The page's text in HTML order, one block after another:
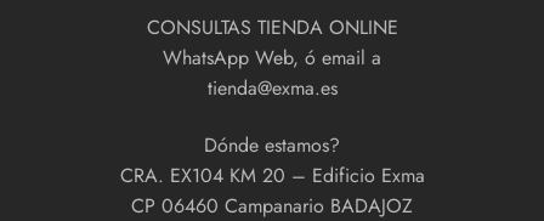
CONSULTAS TIENDA ONLINE
WhatsApp Web, ó email a
tienda@exma.es
Dónde estamos?
CRA. EX104 KM 20 – Edificio Exma
CP 06460 Campanario BADAJOZ